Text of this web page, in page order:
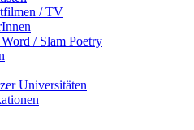
/ TV
/ Slam Poetry
Universitäten